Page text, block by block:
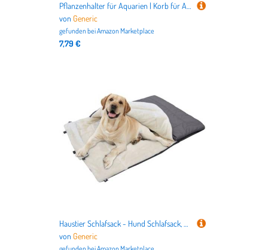
Pflanzenhalter für Aquarien | Korb für Aquarienpflanzen mit Haken | Schale für Aquarienpflanzen, Wasserpflanzschale, Aquariumdekoration, Pflanztopf für die Anzucht
von Generic
gefunden beiAmazon Marketplace
7,79 €
Haustier Schlafsack - Hund Schlafsack, Warme Haustier Hundekatze Bett | Leichte Hundebettmatte Mit Kissen, Warmes Wasserdichtes Welpenzubehör Für Camping -Wanderwanderungen Im Freien Im Freien Im Frei
von Generic